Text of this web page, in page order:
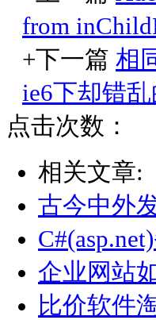
from
+下一篇 相
ie6下却错
点击次数：
相关文章:
古今中外
企业网站
比价软件